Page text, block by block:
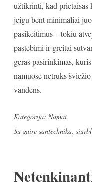
užtikrinti, kad
jeigu bent minimaliai
pasikeitimus – tokiu
pastebimi ir greitai
geras pasirinkimas,
namuose netruks
vandens.
Kategorija: Namai
Su gaire santechnika,